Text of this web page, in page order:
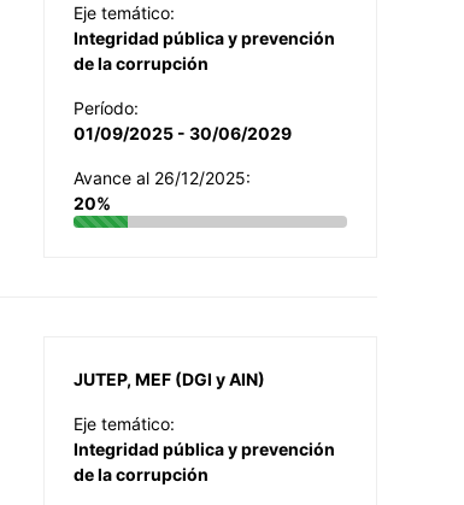
Eje temático:
Integridad pública y prevención
de la corrupción
Período:
01/09/2025 - 30/06/2029
Avance al 26/12/2025:
20%
JUTEP, MEF (DGI y AIN)
Eje temático:
Integridad pública y prevención
de la corrupción